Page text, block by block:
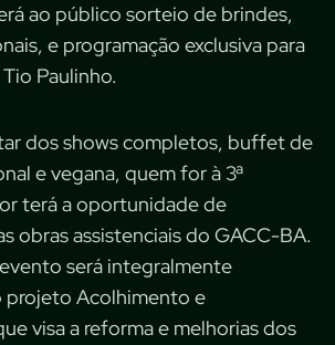
ao público sorteio de brindes,
e programação exclusiva para
Paulinho.
dos shows completos, buffet de
e vegana, quem for à 3ª
terá a oportunidade de
obras assistenciais do GACC-BA.
será integralmente
projeto Acolhimento e
visa a reforma e melhorias dos